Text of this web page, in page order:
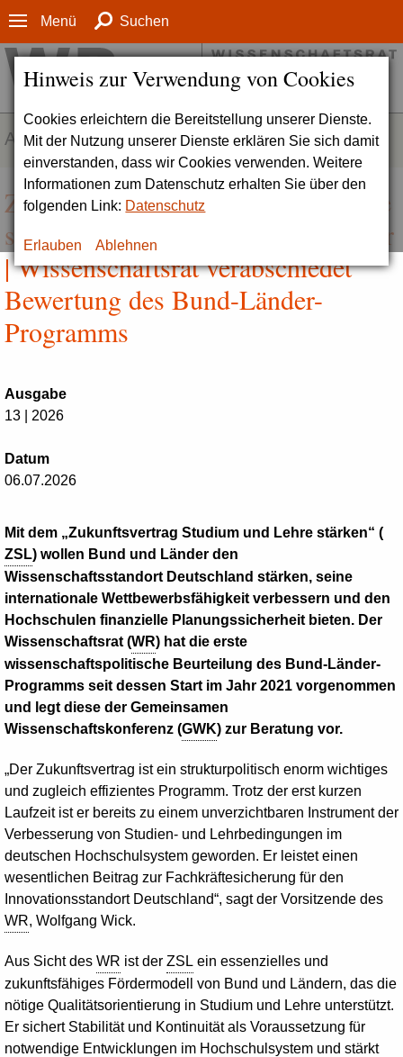
Hinweis zur Verwendung von Cookies
Cookies erleichtern die Bereitstellung unserer Dienste.
Mit der Nutzung unserer Dienste erklären Sie sich damit
einverstanden, dass wir Cookies verwenden. Weitere
Informationen zum Datenschutz erhalten Sie über den
folgenden Link: Datenschutz
Erlauben Ablehnen
Menü Suchen
AKTUELLES
Zukunftsvertrag Studium und Lehre
stärken – bewährt und unverzichtbar
| Wissenschaftsrat verabschiedet
Bewertung des Bund-Länder-
Programms
Ausgabe
13 | 2026
Datum
06.07.2026
Mit dem „Zukunftsvertrag Studium und Lehre stärken“ (
ZSL) wollen Bund und Länder den
Wissenschaftsstandort Deutschland stärken, seine
internationale Wettbewerbsfähigkeit verbessern und den
Hochschulen finanzielle Planungssicherheit bieten. Der
Wissenschaftsrat (WR) hat die erste
wissenschaftspolitische Beurteilung des Bund-Länder-
Programms seit dessen Start im Jahr 2021 vorgenommen
und legt diese der Gemeinsamen
Wissenschaftskonferenz (GWK) zur Beratung vor.
„Der Zukunftsvertrag ist ein strukturpolitisch enorm wichtiges
und zugleich effizientes Programm. Trotz der erst kurzen
Laufzeit ist er bereits zu einem unverzichtbaren Instrument der
Verbesserung von Studien- und Lehrbedingungen im
deutschen Hochschulsystem geworden. Er leistet einen
wesentlichen Beitrag zur Fachkräftesicherung für den
Innovationsstandort Deutschland“, sagt der Vorsitzende des
WR, Wolfgang Wick.
Aus Sicht des WR ist der ZSL ein essenzielles und
zukunftsfähiges Fördermodell von Bund und Ländern, das die
nötige Qualitätsorientierung in Studium und Lehre unterstützt.
Er sichert Stabilität und Kontinuität als Voraussetzung für
notwendige Entwicklungen im Hochschulsystem und stärkt